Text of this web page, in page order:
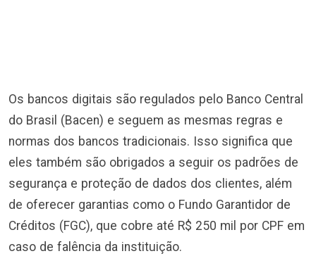
Os bancos digitais são regulados pelo Banco Central
do Brasil (Bacen) e seguem as mesmas regras e
normas dos bancos tradicionais. Isso significa que
eles também são obrigados a seguir os padrões de
segurança e proteção de dados dos clientes, além
de oferecer garantias como o Fundo Garantidor de
Créditos (FGC), que cobre até R$ 250 mil por CPF em
caso de falência da instituição.